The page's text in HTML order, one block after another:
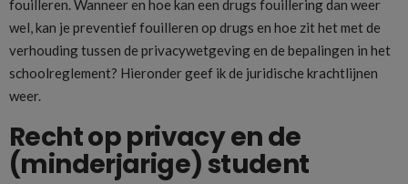
fouilleren. Wanneer en hoe kan een drugs fouillering dan weer
wel, kan je preventief fouilleren op drugs en hoe zit het met de
verhouding tussen de privacywetgeving en de bepalingen in het
schoolreglement? Hieronder geef ik de juridische krachtlijnen
weer.
Recht op privacy en de
(minderjarige) student